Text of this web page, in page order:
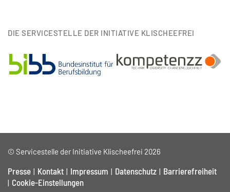
DIE SERVICESTELLE DER INITIATIVE KLISCHEEFREI
© Servicestelle der Initiative Klischeefrei 2026
Presse Kontakt Impressum Datenschutz
Barrierefreiheit
Cookie-Einstellungen